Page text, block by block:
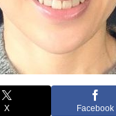
X Facebook